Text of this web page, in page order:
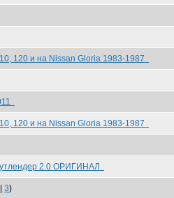
120 и на Nissan Gloria 1983-1987
120 и на Nissan Gloria 1983-1987
2.0 ОРИГИНАЛ
3)